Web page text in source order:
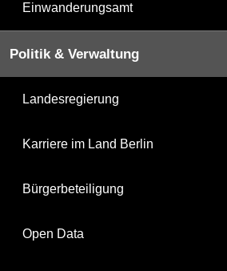
Einwanderungsamt
Politik & Verwaltung
Landesregierung
Karriere im Land Berlin
Bürgerbeteiligung
Open Data